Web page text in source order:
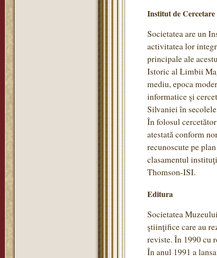
Institut de Cercetare
Societatea are un
activitatea lor
principale ale
Istoric al Limbii
mediu, epoca
informatice şi
Silvaniei în
În folosul
atestată conform
recunoscute pe
clasamentul
Thomson-ISI.
Editura
Societatea
ştiinţifice care au
reviste. În 1990 cu
În anul 1991 a